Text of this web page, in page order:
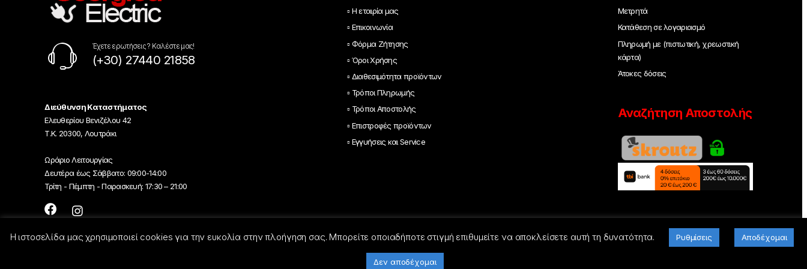
Έχετε ερωτήσεις ? Καλέστε μας!
(+30) 27440 21858
Διεύθυνση Καταστήματος
Ελευθερίου Βενιζέλου 42
Τ.Κ. 20300, Λουτράκι
Ωράριο Λειτουργίας
Δευτέρα έως Σάββατο: 09:00-14:00
Τρίτη - Πέμπτη - Παρασκευή: 17:30 – 21:00
▫ Η εταιρία μας
▫ Επικοινωνία
▫ Φόρμα Ζήτησης
▫ Όροι Χρήσης
▫ Διαθεσιμότητα προϊόντων
▫ Τρόποι Πληρωμής
▫ Τρόποι Αποστολής
▫ Επιστροφές προϊόντων
▫ Εγγυήσεις και Service
Μετρητά
Κατάθεση σε λογαριασμό
Πληρωμή με (πιστωτική, χρεωστική
κάρτα)
Άτοκες δόσεις
Αναζήτηση Αποστολής
Η ιστοσελίδα μας χρησιμοποιεί cookies για την ευκολία στην πλοήγηση σας. Μπορείτε οποιαδήποτε στιγμή επιθυμείτε να αποκλείσετε αυτή τη δυνατότητα. Ρυθμίσεις Αποδέχομαι
Δεν αποδέχομαι